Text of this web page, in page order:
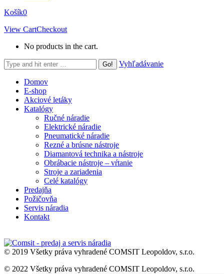
Košík0
View CartCheckout
No products in the cart.
Search:
Vyhľadávanie
Domov
E-shop
Akciové letáky
Katalógy
Ručné náradie
Elektrické náradie
Pneumatické náradie
Rezné a brúsne nástroje
Diamantová technika a nástroje
Obrábacie nástroje – vŕtanie
Stroje a zariadenia
Celé katalógy
Predajňa
Požičovňa
Servis náradia
Kontakt
© 2019 Všetky práva vyhradené COMSIT Leopoldov, s.r.o.
© 2022 Všetky práva vyhradené COMSIT Leopoldov, s.r.o.